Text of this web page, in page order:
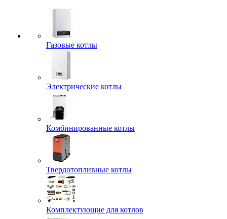
Газовые котлы
Электрические котлы
Комбинированные котлы
Твердотопливные котлы
Комплектующие для котлов